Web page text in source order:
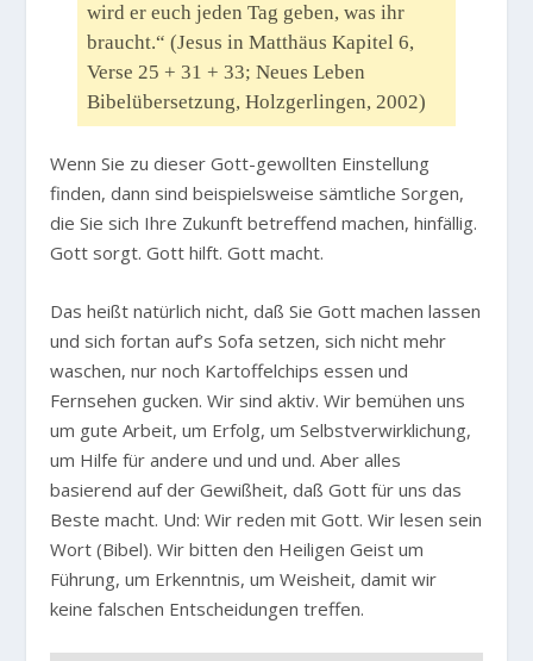
wird er euch jeden Tag geben, was ihr
braucht.“ (Jesus in Matthäus Kapitel 6,
Verse 25 + 31 + 33; Neues Leben
Bibelübersetzung, Holzgerlingen, 2002)
Wenn Sie zu dieser Gott-gewollten Einstellung
finden, dann sind beispielsweise sämtliche Sorgen,
die Sie sich Ihre Zukunft betreffend machen, hinfällig.
Gott sorgt. Gott hilft. Gott macht.
Das heißt natürlich nicht, daß Sie Gott machen lassen
und sich fortan auf’s Sofa setzen, sich nicht mehr
waschen, nur noch Kartoffelchips essen und
Fernsehen gucken. Wir sind aktiv. Wir bemühen uns
um gute Arbeit, um Erfolg, um Selbstverwirklichung,
um Hilfe für andere und und und. Aber alles
basierend auf der Gewißheit, daß Gott für uns das
Beste macht. Und: Wir reden mit Gott. Wir lesen sein
Wort (Bibel). Wir bitten den Heiligen Geist um
Führung, um Erkenntnis, um Weisheit, damit wir
keine falschen Entscheidungen treffen.